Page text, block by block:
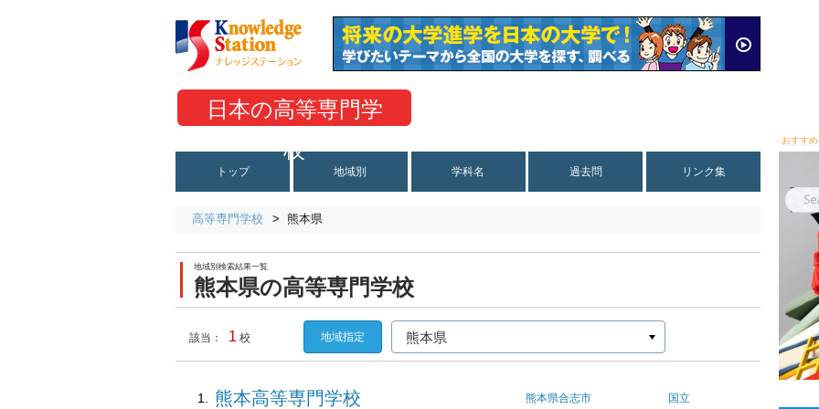
日本の高等専門学
校
トップ 地域別 学科名 過去問 リンク集
高等専門学校 熊本県
地域別検索結果一覧
熊本県の高等専門学校
該当： 1 校 地域指定
熊本高等専門学校 熊本県合志市 国立
おすす